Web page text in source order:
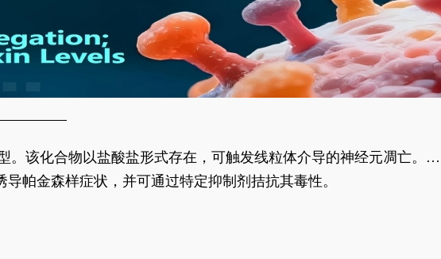
该化合物以盐酸盐形式存在，可触发线粒体介导的神经元凋亡。其
核心病理与行为表型。
帕金森样症状，并可通过特定抑制剂拮抗其毒性。